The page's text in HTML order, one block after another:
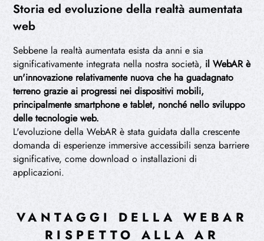
Storia ed evoluzione della realtà aumentata
web
Sebbene la realtà aumentata esista da anni e sia
significativamente integrata nella nostra società, il WebAR è
un'innovazione relativamente nuova che ha guadagnato
terreno grazie ai progressi nei dispositivi mobili,
principalmente smartphone e tablet, nonché nello sviluppo
delle tecnologie web.
L'evoluzione della WebAR è stata guidata dalla crescente
domanda di esperienze immersive accessibili senza barriere
significative, come download o installazioni di
applicazioni.
VANTAGGI DELLA WEBAR
RISPETTO ALLA AR